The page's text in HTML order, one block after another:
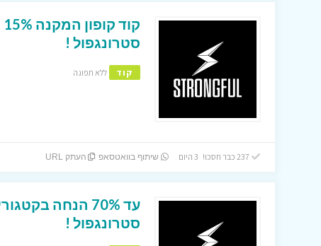
סטרונגפול !
קוד ללא תפוגה
שיתוף בוואטסאפ העתק URL
סטרונגפול !